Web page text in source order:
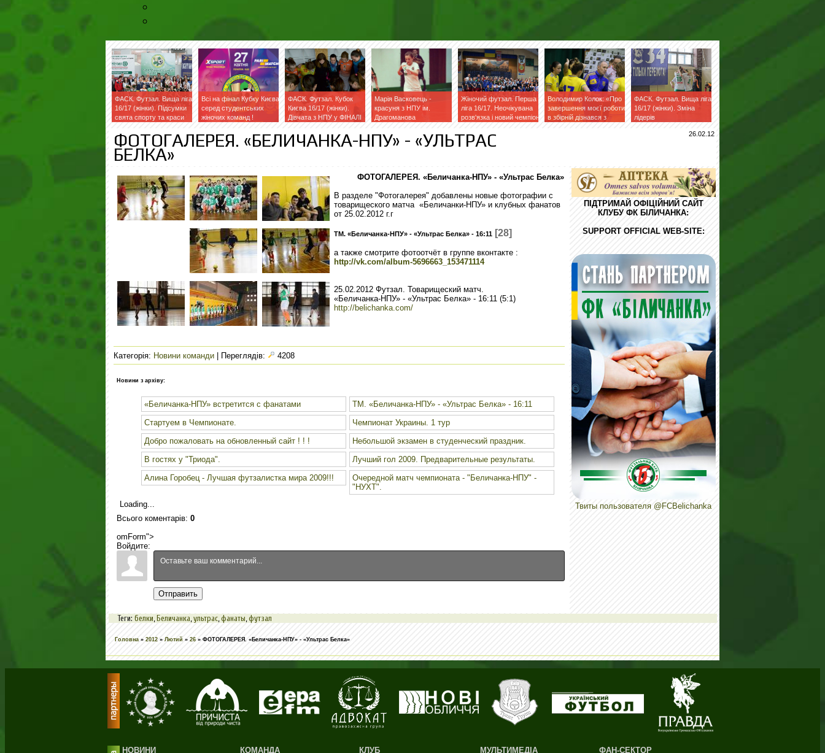
ФАСК. Футзал. Вища ліга
16/17 (жінки). Підсумки
свята спорту та краси
Всі на фінал Кубку Києва
серед студентських
жіночих команд !
ФАСК. Футзал. Кубок
Києва 16/17 (жінки).
Дівчата з НПУ у ФІНАЛІ
Марія Васковець -
красуня з НПУ ім.
Драгоманова
Жіночий футзал. Перша
ліга 16/17. Неочікувана
розв'язка і новий чемпіон
Володимир Колок: «Про
завершення моєї роботи
в збірній дізнався з
ФАСК. Футзал. Вища ліга
16/17 (жінки). Зміна
лідерів
26.02.12
ФОТОГАЛЕРЕЯ. «БЕЛИЧАНКА-НПУ» - «УЛЬТРАС
БЕЛКА»
ФОТОГАЛЕРЕЯ. «Беличанка-НПУ» - «Ультрас Белка»
В разделе "Фотогалерея" добавлены новые фотографии с
товарищеского матча «Беличанки-НПУ»и клубных фанатов
от 25.02.2012 г.г
ТМ. «Беличанка-НПУ» - «Ультрас Белка» - 16:11 [28]
а также смотрите фотоотчёт в группе вконтакте :
http://vk.com/album-5696663_153471114
25.02.2012 Футзал. Товарищеский матч.
«Беличанка-НПУ» - «Ультрас Белка» - 16:11 (5:1)
http://belichanka.com/
Категорія: Новини команди| Переглядів: 4208
Новини з архіву:
«Беличанка-НПУ» встретится с фанатами
ТМ. «Беличанка-НПУ» - «Ультрас Белка» - 16:11
Стартуем в Чемпионате.
Чемпионат Украины. 1 тур
Добро пожаловать на обновленный сайт ! ! !
Небольшой экзамен в студенческий праздник.
В гостях у "Триода".
Лучший гол 2009. Предварительные результаты.
Алина Горобец - Лучшая футзалистка мира 2009!!!
Очередной матч чемпионата - "Беличанка-НПУ" -
"НУХТ".
Loading...
Всього коментарів: 0
omForm">
Войдите:
Отправить
ПІДТРИМАЙ ОФІЦІЙНИЙ САЙТ
КЛУБУ ФК БІЛИЧАНКА:
SUPPORT OFFICIAL WEB-SITE:
Твиты пользователя @FCBelichanka
Теги: белки, Беличанка,ультрас,фанаты,футзал
Головна » 2012 » Лютий » 26 » ФОТОГАЛЕРЕЯ. «Беличанка-НПУ» - «Ультрас Белка»
НОВИНИ КОМАНДА КЛУБ МУЛЬТИМЕДІА ФАН-СЕКТОР